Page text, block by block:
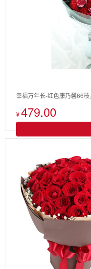
幸福万年长-红色康乃馨66
¥479.00